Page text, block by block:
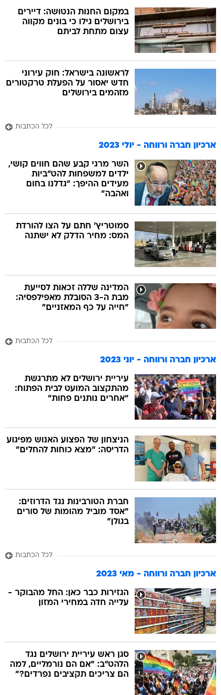
במקום החנות הנטושה: דיירים
בירושלים גילו כי בונים מקווה
עצום מתחת לביתם
לראשונה בישראל: חוק עירוני
חדש יאסור על הפעלת טרקטורים
מזהמים בירושלים
לכל הכתבות
ארכיון חברה ורווחה - יולי 2023
השר מרגי קבע שהם חווים קושי,
ילדים למשפחות להט"ביות
מעידים ההיפך: "גדלנו בחום
ואהבה"
סמוטריץ' חתם על הצו להורדת
המס: מחיר הדלק לא ישתנה
המדינה שללה זכאות לסייעת
מבת ה-3 הסובלת מאפילפסיה:
"חייה על כף המאזניים"
לכל הכתבות
ארכיון חברה ורווחה - יוני 2023
עיריית ירושלים לא מתרגשת
מהתקצוב המועט לבית הפתוח:
"אחרים נותנים פחות"
הניצחון של הפצוע האנוש מפיגוע
הדריסה: "מצא כוחות להחלים"
חברת הטורבינות נגד הדרוזים:
"אסד מוביל מהומות של סורים
בגולן"
לכל הכתבות
ארכיון חברה ורווחה - מאי 2023
הגזירות כבר כאן: החל מהבוקר -
עלייה חדה במחירי המזון
סגן ראש עיריית ירושלים נגד
הלהט"ב: "אם הם נורמליים, למה
הם צריכים תקציבים נפרדים?"